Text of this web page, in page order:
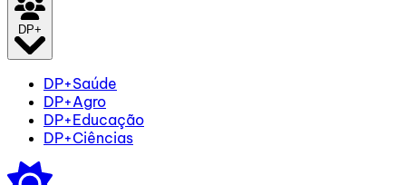
DP+
DP+Saúde
DP+Agro
DP+Educação
DP+Ciências